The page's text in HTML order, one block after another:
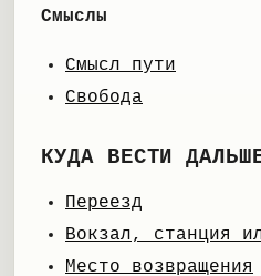
Смыслы
Смысл пути
Свобода
КУДА ВЕСТИ
Переезд
Вокзал, станция
Место возвращения